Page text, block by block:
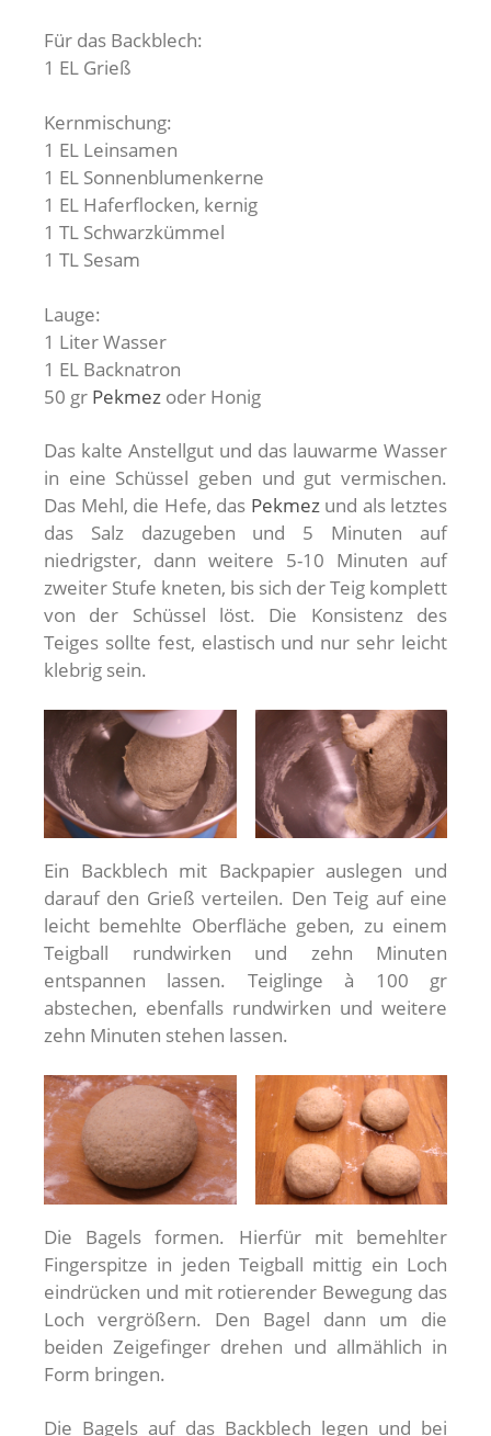
Für das Backblech:
1 EL Grieß
Kernmischung:
1 EL Leinsamen
1 EL Sonnenblumenkerne
1 EL Haferflocken, kernig
1 TL Schwarzkümmel
1 TL Sesam
Lauge:
1 Liter Wasser
1 EL Backnatron
50 gr Pekmez oder Honig
Das kalte Anstellgut und das lauwarme Wasser
in eine Schüssel geben und gut vermischen.
Das Mehl, die Hefe, das Pekmezund als letztes
das Salz dazugeben und 5 Minuten auf
niedrigster, dann weitere 5-10 Minuten auf
zweiter Stufe kneten, bis sich der Teig komplett
von der Schüssel löst. Die Konsistenz des
Teiges sollte fest, elastisch und nur sehr leicht
klebrig sein.
Ein Backblech mit Backpapier auslegen und
darauf den Grieß verteilen. Den Teig auf eine
leicht bemehlte Oberfläche geben, zu einem
Teigball rundwirken und zehn Minuten
entspannen lassen. Teiglinge à 100 gr
abstechen, ebenfalls rundwirken und weitere
zehn Minuten stehen lassen.
Die Bagels formen. Hierfür mit bemehlter
Fingerspitze in jeden Teigball mittig ein Loch
eindrücken und mit rotierender Bewegung das
Loch vergrößern. Den Bagel dann um die
beiden Zeigefinger drehen und allmählich in
Form bringen.
Die Bagels auf das Backblech legen und bei